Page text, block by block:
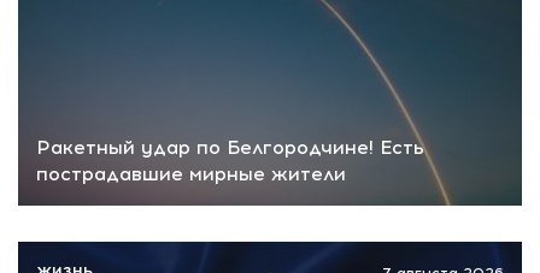
Ракетный удар по Белгородчине! Есть
пострадавшие мирные жители